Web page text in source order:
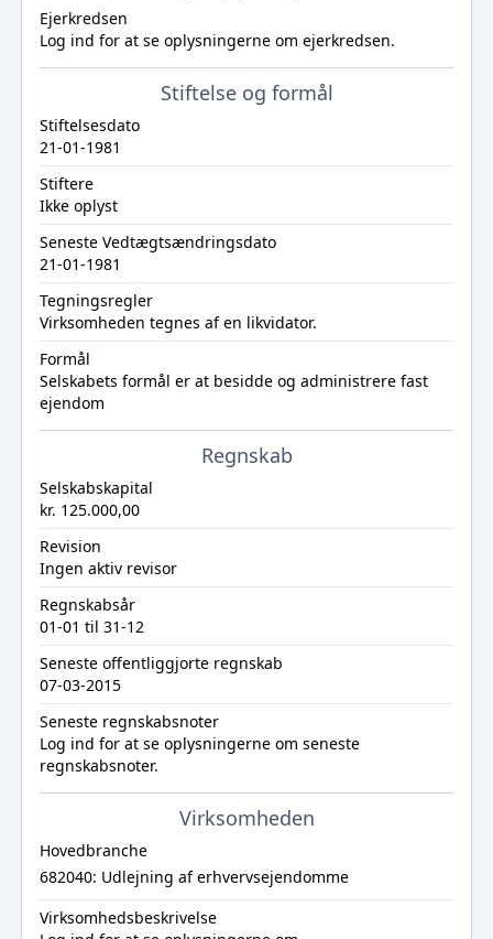
Ejerkredsen
Log ind for at se oplysningerne om ejerkredsen.
Stiftelse og formål
Stiftelsesdato
21-01-1981
Stiftere
Ikke oplyst
Seneste Vedtægtsændringsdato
21-01-1981
Tegningsregler
Virksomheden tegnes af en likvidator.
Formål
Selskabets formål er at besidde og administrere fast
ejendom
Regnskab
Selskabskapital
kr. 125.000,00
Revision
Ingen aktiv revisor
Regnskabsår
01-01 til 31-12
Seneste offentliggjorte regnskab
07-03-2015
Seneste regnskabsnoter
Log ind for at se oplysningerne om seneste
regnskabsnoter.
Virksomheden
Hovedbranche
682040: Udlejning af erhvervsejendomme
Virksomhedsbeskrivelse